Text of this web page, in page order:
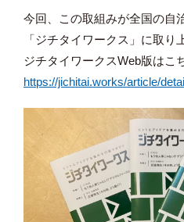
今回、この取組みが全国の自
「ジチタイワークス」に取り
ジチタイワークスWeb版はこ
https://jichitai.works/article/